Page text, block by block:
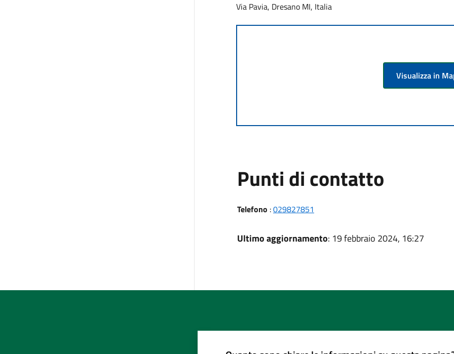
Via Pavia, Dresano MI, Italia
Visualizza in
Punti di contatto
Telefono :029827851
Ultimo aggiornamento: 19 febbraio 2024, 16:27